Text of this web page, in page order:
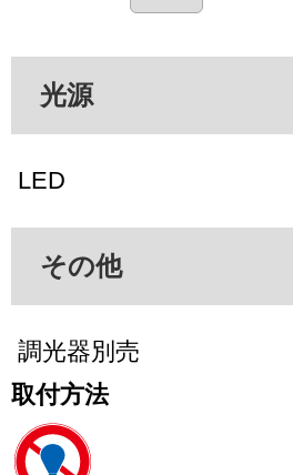
光源
LED
その他
調光器別売
取付方法